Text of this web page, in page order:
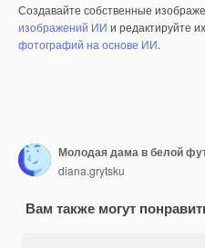
Создавайте собственные
изображений ИИ и редактируйте
фотографий на основе ИИ.
diana.grytsku
Вам также могут